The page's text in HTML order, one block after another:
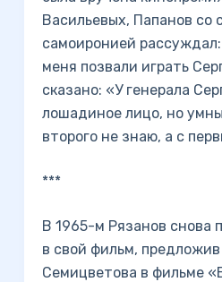
Васильевых, Папанов со
самоиронией
меня позвали играть
сказано: «У генерала
лошадиное лицо, но
второго не знаю, а с
***
В 1965-м Рязанов снова
в свой фильм,
Семицветова в фильме